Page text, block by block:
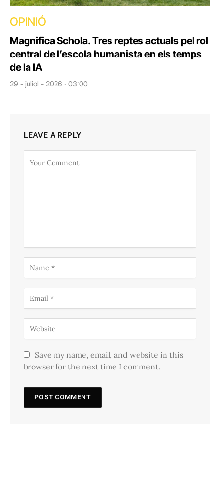
OPINIÓ
Magnifica Schola. Tres reptes actuals pel rol
central de l’escola humanista en els temps
de la IA
29 - juliol - 2026 · 03:00
LEAVE A REPLY
Save my name, email, and website in this
browser for the next time I comment.